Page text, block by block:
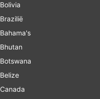
Bolivia
Brazilië
Bahama's
Bhutan
Botswana
Belize
Canada